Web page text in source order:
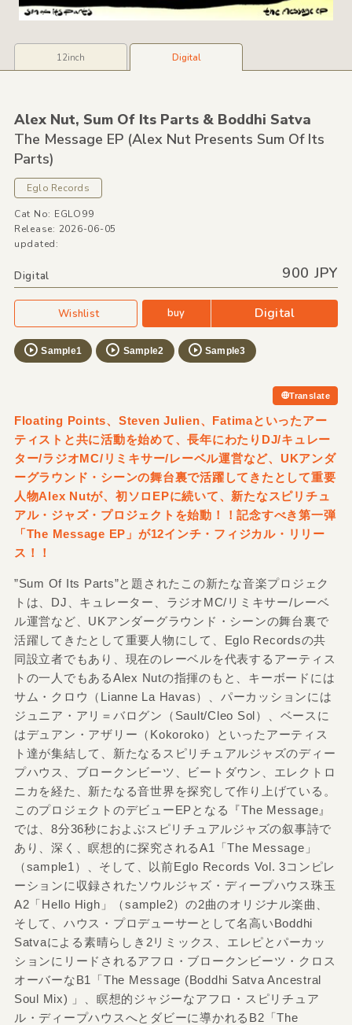
12inch Digital
Alex Nut, Sum Of Its Parts &Boddhi Satva
The Message EP (Alex Nut Presents Sum Of Its
Parts)
Eglo Records
Cat No: EGLO99
Release: 2026-06-05
updated:
Digital 900 JPY
Wishlist buy Digital
Sample1 Sample2 Sample3
Translate
Floating Points、Steven Julien、Fatimaといったアー
ティストと共に活動を始めて、長年にわたりDJ/キュレー
ター/ラジオMC/ リミキサー/レーベル運営など、UKアンダ
ーグラウンド・シーンの舞台裏で活躍してきたとして重要
人物Alex Nutが、初ソロEPに続いて、新たなスピリチュ
アル・ジャズ・プロジェクトを始動！！記念すべき第一弾
「The Message EP」が12インチ・フィジカル・リリー
ス！！
”Sum Of Its Parts”と題されたこの新たな音楽プロジェク
トは、DJ、キュレーター、ラジオMC/リミキサー/レーベ
ル運営など、UKアンダーグラウンド・シーンの舞台裏で
活躍してきたとして重要人物にして、Eglo Recordsの共
同設立者でもあり、現在のレーベルを代表するアーティス
トの一人でもあるAlex Nutの指揮のもと、キーボードには
サム・クロウ（Lianne La Havas）、パーカッションには
ジュニア・アリ＝バログン（Sault/Cleo Sol）、ベースに
はデュアン・アザリー（Kokoroko）といったアーティス
ト達が集結して、新たなるスピリチュアルジャズのディー
プハウス、ブロークンビーツ、ビートダウン、エレクトロ
ニカを経た、新たなる音世界を探究して作り上げている。
このプロジェクトのデビューEPとなる『The Message』
では、8分36秒におよぶスピリチュアルジャズの叙事詩で
あり、深く、瞑想的に探究されるA1「The Message」
（sample1）、そして、以前Eglo Records Vol. 3コンピレ
ーションに収録されたソウルジャズ・ディープハウス珠玉
A2「Hello High」（sample2）の2曲のオリジナル楽曲、
そして、ハウス・プロデューサーとして名高いBoddhi
Satvaによる素晴らしき2リミックス、エレピとパーカッ
ションにリードされるアフロ・ブロークンビーツ・クロス
オーバーなB1「The Message (Boddhi Satva Ancestral
Soul Mix) 」、瞑想的ジャジーなアフロ・スピリチュア
ル・ディープハウスへとダビーに導かれるB2「The